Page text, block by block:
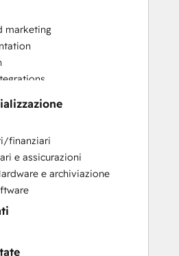
marketing
Training
Training
and Analysis
Services
Development
finanziari
e assicurazioni
e archiviazione